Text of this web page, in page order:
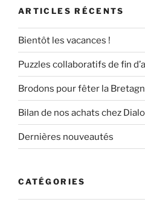
ARTICLES RÉCENTS
Bientôt les vacances !
Puzzles collaboratifs de fin
Brodons pour fêter la
Bilan de nos achats chez
Dernières nouveautés
CATÉGORIES